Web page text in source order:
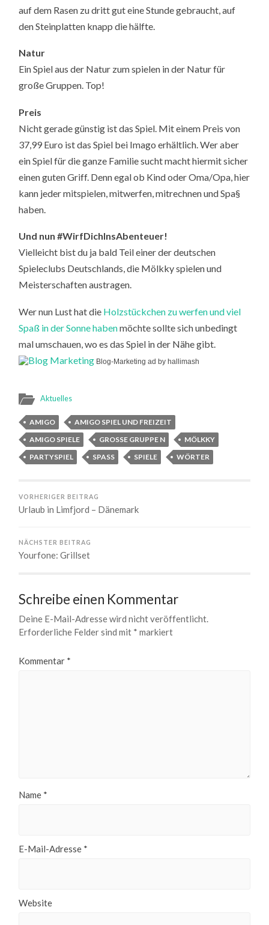
auf dem Rasen zu dritt gut eine Stunde gebraucht, auf
den Steinplatten knapp die hälfte.
Natur
Ein Spiel aus der Natur zum spielen in der Natur für
große Gruppen. Top!
Preis
Nicht gerade günstig ist das Spiel. Mit einem Preis von
37,99 Euro ist das Spiel bei Imago erhältlich. Wer aber
ein Spiel für die ganze Familie sucht macht hiermit sicher
einen guten Griff. Denn egal ob Kind oder Oma/Opa, hier
kann jeder mitspielen, mitwerfen, mitrechnen und Spa§
haben.
Und nun #WirfDichInsAbenteuer!
Vielleicht bist du ja bald Teil einer der deutschen
Spieleclubs Deutschlands, die Mölkky spielen und
Meisterschaften austragen.
Wer nun Lust hat die Holzstückchen zu werfen und viel
Spaß in der Sonne habenmöchte sollte sich unbedingt
mal umschauen, wo es das Spiel in der Nähe gibt.
Blog-Marketing ad by hallimash
Aktuelles
AMIGO
AMIGO SPIEL UND FREIZEIT
AMIGO SPIELE
GROSSE GRUPPE N
MÖLKKY
PARTYSPIEL
SPASS SPIELE WÖRTER
VORHERIGER BEITRAG
Urlaub in Limfjord – Dänemark
NÄCHSTER BEITRAG
Yourfone: Grillset
Schreibe einen Kommentar
Deine E-Mail-Adresse wird nicht veröffentlicht.
Erforderliche Felder sind mit * markiert
Kommentar *
Name *
E-Mail-Adresse *
Website